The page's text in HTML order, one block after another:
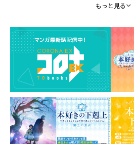
美しい装飾に魔石が輝く「婚
フェルディナンドがローゼマイン
ックレスをイメージした商品！
魔石にはオパールを使用しました。
フェルディナンドが魔石恐怖症
施した、
魔石を覆う美しい装飾も椎名先
に再現しました。
もっと見る